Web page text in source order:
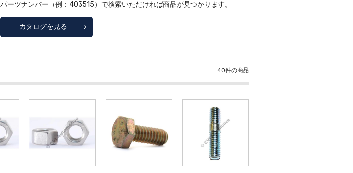
パーツナンバー（例：403515）で検索いただければ商品が見つかります。
カタログを見る
40件の商品